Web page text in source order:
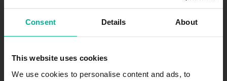
Consent Details About
This website uses cookies
We use cookies to personalise content and ads, to
.se-agent..nu-agent